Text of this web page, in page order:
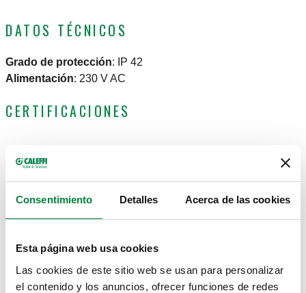
Consentimiento Detalles Acerca de las cookies
Esta página web usa cookies
Las cookies de este sitio web se usan para personalizar
el contenido y los anuncios, ofrecer funciones de redes
DATOS TÉCNICOS
Grado de protección:
IP 42
Alimentación: 230 V AC
CERTIFICACIONES
PLANOS Y ESPECIFICACIONES
Código de artículo Nota Actions